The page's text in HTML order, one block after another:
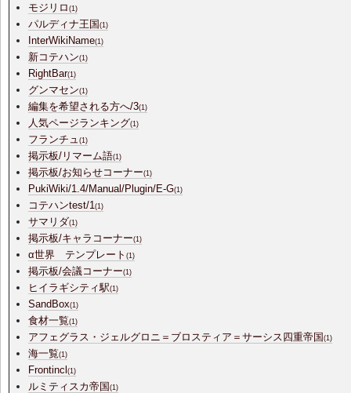
モジリロ(1)
パルディナ王国(1)
InterWikiName(1)
新コテハン(1)
RightBar(1)
グンマセン(1)
編集を希望される方へ/3(1)
人気ページランキング(1)
フランチュ(1)
掲示板/リマーム語(1)
掲示板/お知らせコーナー(1)
PukiWiki/1.4/Manual/Plugin/E-G(1)
コテハンtest/1(1)
サマリダ(1)
掲示板/キャラコーナー(1)
α世界 テンプレート(1)
掲示板/会議コーナー(1)
ヒイラギシティ駅(1)
SandBox(1)
食材一覧(1)
アフェグラス・ジェルグロニ＝ブロスティア＝サーシス四重帝国(1)
海一覧(1)
Frontincl(1)
ルミティスカ帝国(1)